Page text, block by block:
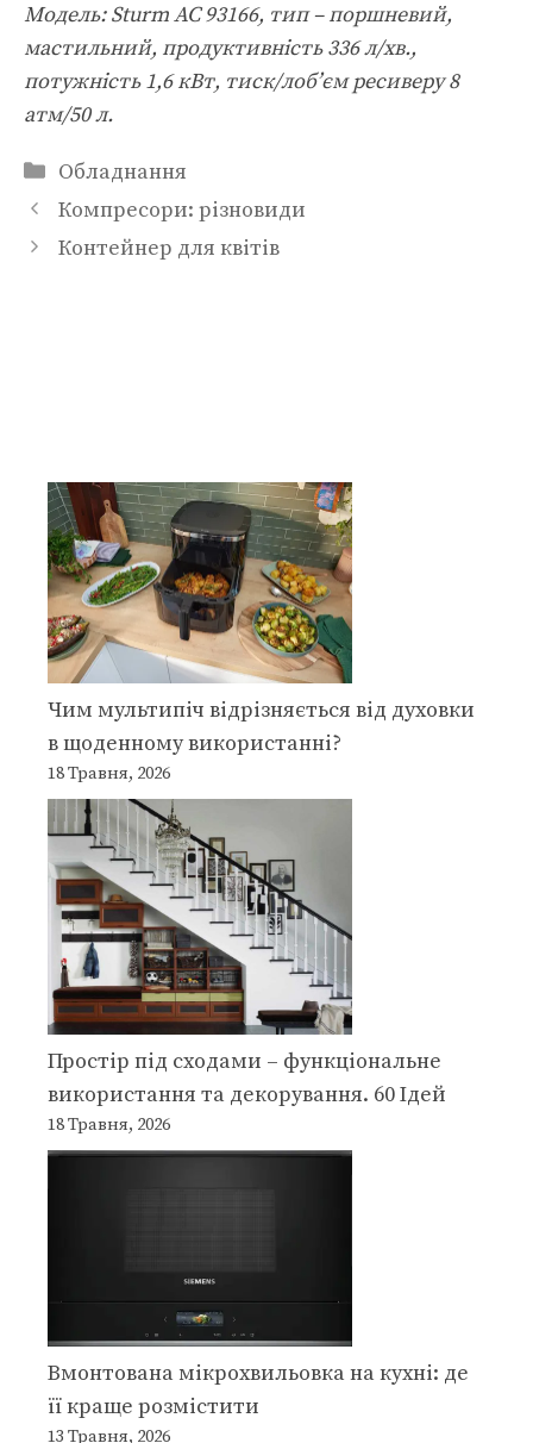
Модель: Sturm AC 93166, тип – поршневий,
мастильний, продуктивність 336 л/хв.,
потужність 1,6 кВт, тиск/лоб’єм ресиверу 8
атм/50 л.
Категорії
Обладнання
Компресори: різновиди
Контейнер для квітів
Чим мультипіч відрізняється від духовки
в щоденному використанні?
18 Травня, 2026
Простір під сходами – функціональне
використання та декорування. 60 Ідей
18 Травня, 2026
Вмонтована мікрохвильовка на кухні: де
її краще розмістити
13 Травня, 2026